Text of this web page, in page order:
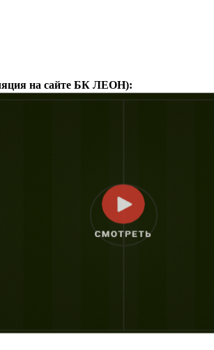
на сайте БК ЛЕОН):